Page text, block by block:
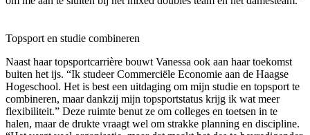
Topsport en studie combineren
Naast haar topsportcarrière bouwt Vanessa ook aan haar toekomst
buiten het ijs. “Ik studeer Commerciële Economie aan de Haagse
Hogeschool. Het is best een uitdaging om mijn studie en topsport te
combineren, maar dankzij mijn topsportstatus krijg ik wat meer
flexibiliteit.” Deze ruimte benut ze om colleges en toetsen in te
halen, maar de drukte vraagt wel om strakke planning en discipline.